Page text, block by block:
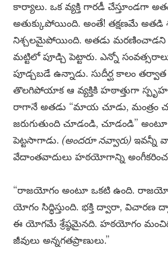
కార్యాలు. ఒక వ్యక్తి గారడీ చేస్తూండగా
అతుక్కుపోయింది. అంతే! తక్షణమే అతడి
నిశ్చలమైపోయింది. అతడు మరణించాడని
మట్టిలో పూడ్చి పెట్టారు. ఎన్నో
పూడ్చబడే ఉన్నాడు. సుదీర్ఘ కాలం
తొలగిపోయాక ఆ వ్యక్తికి హఠాత్తుగా
రాగానే అతడు “మాయ చూడు, మంత్రం
జరుగుతుంది చూడండి, చూడండి” అంటూ
పెట్టసాగాడు.(అందరూ నవ్వారు) ఇవన్నీ
వేదాంతవాదులు హఠయోగాన్ని
“రాజయోగం అంటూ ఒకటి ఉంది.
యోగం సిద్ధిస్తుంది. భక్తి ద్వారా, విచారణ
ఈ యోగమే శ్రేష్ఠమైనది. హఠయోగం
జీవులు అన్నగతప్రాణులు.”